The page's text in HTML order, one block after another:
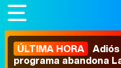
ÚLTIMA HORA
programa abandona